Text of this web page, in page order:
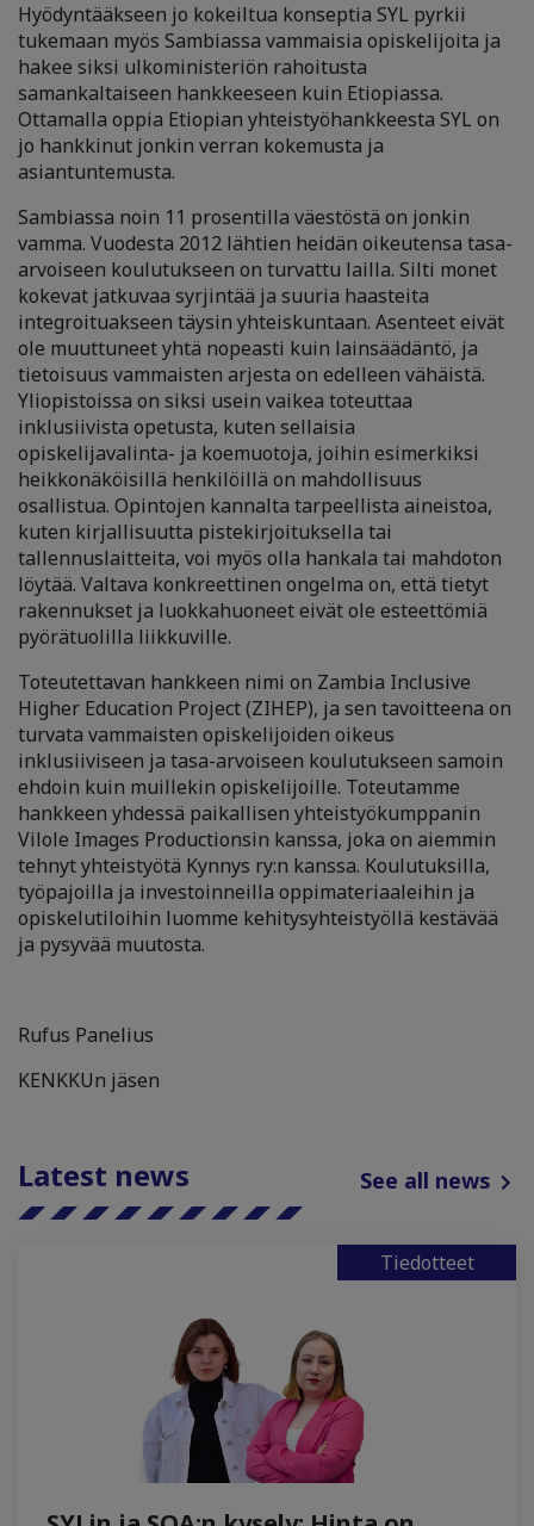
Hyödyntääkseen jo kokeiltua konseptia SYL pyrkii
tukemaan myös Sambiassa vammaisia opiskelijoita ja
hakee siksi ulkoministeriön rahoitusta
samankaltaiseen hankkeeseen kuin Etiopiassa.
Ottamalla oppia Etiopian yhteistyöhankkeesta SYL on
jo hankkinut jonkin verran kokemusta ja
asiantuntemusta.
Sambiassa noin 11 prosentilla väestöstä on jonkin
vamma. Vuodesta 2012 lähtien heidän oikeutensa tasa-
arvoiseen koulutukseen on turvattu lailla. Silti monet
kokevat jatkuvaa syrjintää ja suuria haasteita
integroituakseen täysin yhteiskuntaan. Asenteet eivät
ole muuttuneet yhtä nopeasti kuin lainsäädäntö, ja
tietoisuus vammaisten arjesta on edelleen vähäistä.
Yliopistoissa on siksi usein vaikea toteuttaa
inklusiivista opetusta, kuten sellaisia
opiskelijavalinta- ja koemuotoja, joihin esimerkiksi
heikkonäköisillä henkilöillä on mahdollisuus
osallistua. Opintojen kannalta tarpeellista aineistoa,
kuten kirjallisuutta pistekirjoituksella tai
tallennuslaitteita, voi myös olla hankala tai mahdoton
löytää. Valtava konkreettinen ongelma on, että tietyt
rakennukset ja luokkahuoneet eivät ole esteettömiä
pyörätuolilla liikkuville.
Toteutettavan hankkeen nimi on Zambia Inclusive
Higher Education Project (ZIHEP), ja sen tavoitteena on
turvata vammaisten opiskelijoiden oikeus
inklusiiviseen ja tasa-arvoiseen koulutukseen samoin
ehdoin kuin muillekin opiskelijoille. Toteutamme
hankkeen yhdessä paikallisen yhteistyökumppanin
Vilole Images Productionsin kanssa, joka on aiemmin
tehnyt yhteistyötä Kynnys ry:n kanssa. Koulutuksilla,
työpajoilla ja investoinneilla oppimateriaaleihin ja
opiskelutiloihin luomme kehitysyhteistyöllä kestävää
ja pysyvää muutosta.
Rufus Panelius
KENKKUn jäsen
Latest news See all news
Tiedotteet